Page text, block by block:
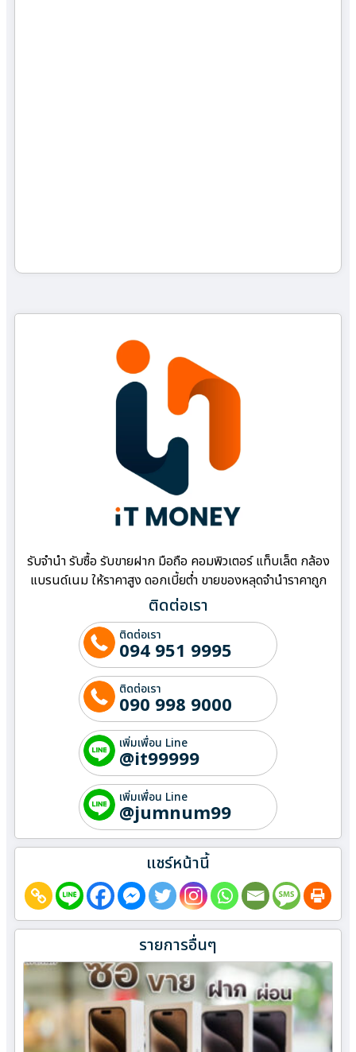
รับจำนำ รับซื้อ รับขายฝาก มือถือ คอมพิวเตอร์ แท็บเล็ต กล้อง
แบรนด์เนม ให้ราคาสูง ดอกเบี้ยต่ำ ขายของหลุดจำนำราคาถูก
ติดต่อเรา
ติดต่อเรา
094 951 9995
ติดต่อเรา
090 998 9000
เพิ่มเพื่อน Line
@it99999
เพิ่มเพื่อน Line
@jumnum99
แชร์หน้านี้
รายการอื่นๆ